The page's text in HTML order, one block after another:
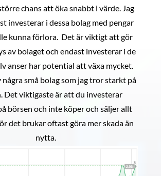
chans att öka snabbt i värde. Jag
investerar i dessa bolag med pengar
kunna förlora. Det är viktigt att gör
av bolaget och endast investerar i de
anser har potential att växa mycket.
några små bolag som jag tror starkt på
Det viktigaste är att du investerar
börsen och inte köper och säljer allt
det brukar oftast göra mer skada än
nytta.